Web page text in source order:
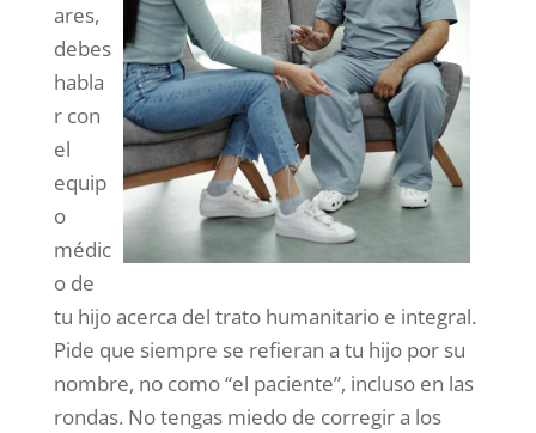
ares,
debes
habla
r con
el
equip
o
médic
o de
tu hijo acerca del trato humanitario e integral.
Pide que siempre se refieran a tu hijo por su
nombre, no como “el paciente”, incluso en las
rondas. No tengas miedo de corregir a los